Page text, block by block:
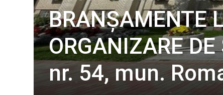
BRANȘAMENTE
ORGANIZARE
nr. 54, mun.